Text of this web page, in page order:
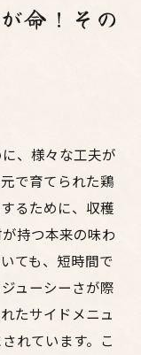
命！その
、様々な工夫が
で育てられた鶏
るために、収穫
持つ本来の味わ
ても、短時間で
ューシーさが際
たサイドメニュ
れています。こ